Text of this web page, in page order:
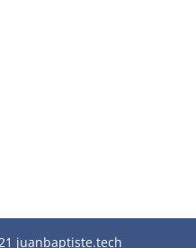
juanbaptiste.tech